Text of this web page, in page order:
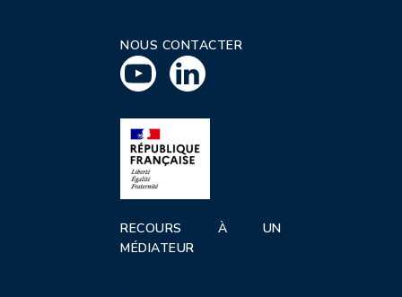
NOUS CONTACTER
RECOURS À UN
MÉDIATEUR